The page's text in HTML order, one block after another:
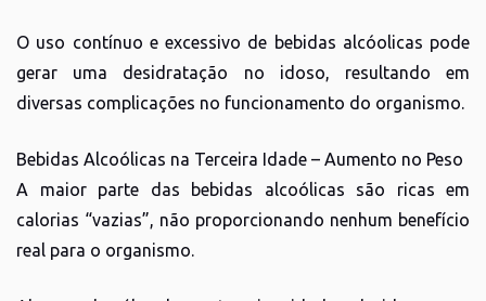
O uso contínuo e excessivo de bebidas alcóolicas pode
gerar uma desidratação no idoso, resultando em
diversas complicações no funcionamento do organismo.
Bebidas Alcoólicas na Terceira Idade – Aumento no Peso
A maior parte das bebidas alcoólicas são ricas em
calorias “vazias”, não proporcionando nenhum benefício
real para o organismo.